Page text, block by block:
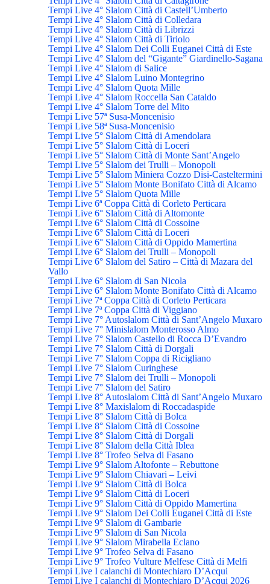
Tempi Live 4° Slalom Città di Castell’Umberto
Tempi Live 4° Slalom Città di Colledara
Tempi Live 4° Slalom Città di Librizzi
Tempi Live 4° Slalom Città di Tiriolo
Tempi Live 4° Slalom Dei Colli Euganei Città di Este
Tempi Live 4° Slalom del “Gigante” Giardinello-Sagana
Tempi Live 4° Slalom di Salice
Tempi Live 4° Slalom Luino Montegrino
Tempi Live 4° Slalom Quota Mille
Tempi Live 4° Slalom Roccella San Cataldo
Tempi Live 4° Slalom Torre del Mito
Tempi Live 57ª Susa-Moncenisio
Tempi Live 58ª Susa-Moncenisio
Tempi Live 5° Slalom Città di Amendolara
Tempi Live 5° Slalom Città di Loceri
Tempi Live 5° Slalom Città di Monte Sant’Angelo
Tempi Live 5° Slalom dei Trulli – Monopoli
Tempi Live 5° Slalom Miniera Cozzo Disi-Casteltermini
Tempi Live 5° Slalom Monte Bonifato Città di Alcamo
Tempi Live 5° Slalom Quota Mille
Tempi Live 6ª Coppa Città di Corleto Perticara
Tempi Live 6° Slalom Città di Altomonte
Tempi Live 6° Slalom Città di Cossoine
Tempi Live 6° Slalom Città di Loceri
Tempi Live 6° Slalom Città di Oppido Mamertina
Tempi Live 6° Slalom dei Trulli – Monopoli
Tempi Live 6° Slalom del Satiro – Città di Mazara del
Vallo
Tempi Live 6° Slalom di San Nicola
Tempi Live 6° Slalom Monte Bonifato Città di Alcamo
Tempi Live 7ª Coppa Città di Corleto Perticara
Tempi Live 7ª Coppa Città di Viggiano
Tempi Live 7° Autoslalom Città di Sant’Angelo Muxaro
Tempi Live 7° Minislalom Monterosso Almo
Tempi Live 7° Slalom Castello di Rocca D’Evandro
Tempi Live 7° Slalom Città di Dorgali
Tempi Live 7° Slalom Coppa di Ricigliano
Tempi Live 7° Slalom Curinghese
Tempi Live 7° Slalom dei Trulli – Monopoli
Tempi Live 7° Slalom del Satiro
Tempi Live 8° Autoslalom Città di Sant’Angelo Muxaro
Tempi Live 8° Maxislalom di Roccadaspide
Tempi Live 8° Slalom Città di Bolca
Tempi Live 8° Slalom Città di Cossoine
Tempi Live 8° Slalom Città di Dorgali
Tempi Live 8° Slalom della Città Iblea
Tempi Live 8° Trofeo Selva di Fasano
Tempi Live 9° Slalom Altofonte – Rebuttone
Tempi Live 9° Slalom Chiavari – Leivi
Tempi Live 9° Slalom Città di Bolca
Tempi Live 9° Slalom Città di Loceri
Tempi Live 9° Slalom Città di Oppido Mamertina
Tempi Live 9° Slalom Dei Colli Euganei Città di Este
Tempi Live 9° Slalom di Gambarie
Tempi Live 9° Slalom di San Nicola
Tempi Live 9° Slalom Mirabella Eclano
Tempi Live 9° Trofeo Selva di Fasano
Tempi Live 9° Trofeo Vulture Melfese Città di Melfi
Tempi Live I calanchi di Montechiaro D’Acqui
Tempi Live I calanchi di Montechiaro D’Acqui 2026